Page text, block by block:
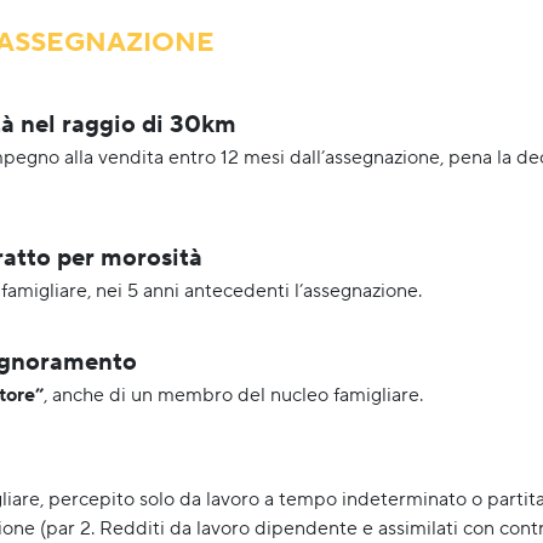
nel raggio di 30km
alla vendita entro 12 mesi dall’assegnazione, pena la
per morosità
nei 5 anni antecedenti l’assegnazione.
, anche di un membro del nucleo famigliare.
percepito solo da lavoro a tempo indeterminato o
(par 2. Redditi da lavoro dipendente e assimilati con